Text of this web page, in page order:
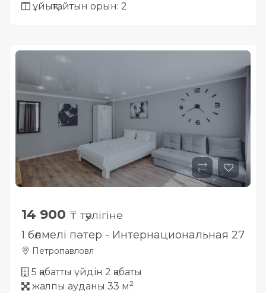
ұйықтайтын орын: 2
14 900 ₸ тәулігіне
1 бөлмелі пәтер - Интернациональная 27
Петропавловл
5 қабатты үйдін 2 қабаты
жалпы ауданы 33 м2